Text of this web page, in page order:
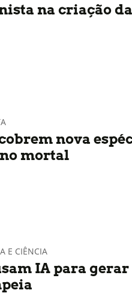
na criação
nova
mortal
E CIÊNCIA
IA para